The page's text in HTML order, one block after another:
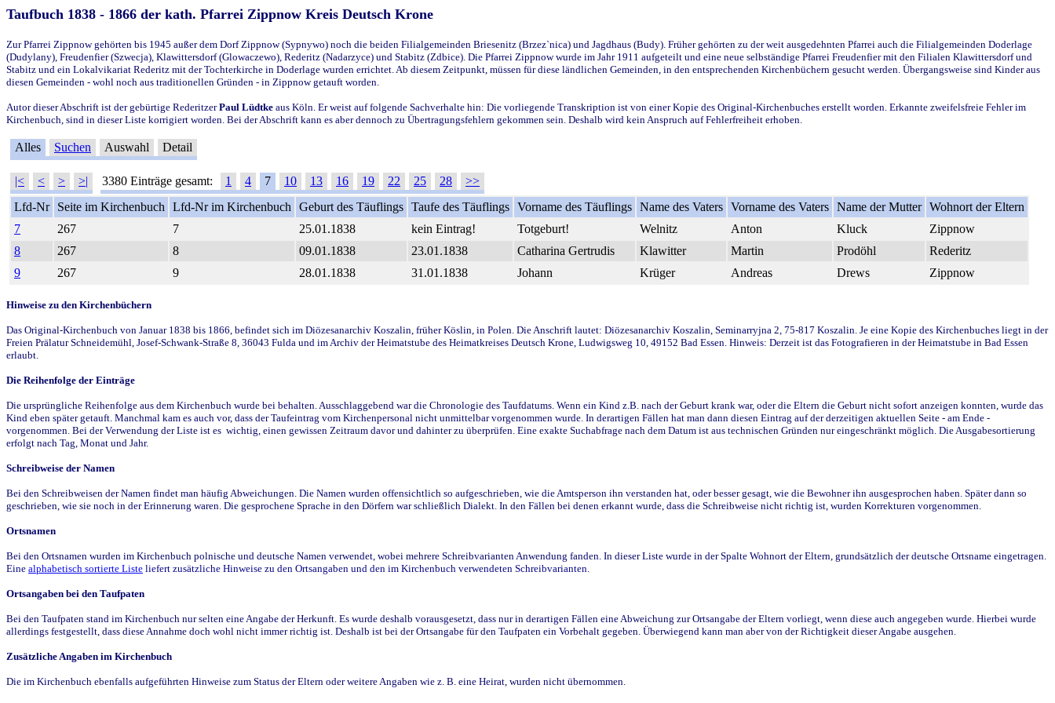
Taufbuch 1838 - 1866 der kath. Pfarrei Zippnow Kreis Deutsch Krone
Zur Pfarrei Zippnow gehörten bis 1945 außer dem Dorf Zippnow (Sypnywo) noch die beiden Filialgemeinden Briesenitz (Brzez`nica) und Jagdhaus (Budy). Früher gehörten zu der weit ausgedehnten Pfarrei auch die Filialgemeinden Doderlage
(Dudylany), Freudenfier (Szwecja), Klawittersdorf (Glowaczewo), Rederitz (Nadarzyce) und Stabitz (Zdbice). Die Pfarrei Zippnow wurde im Jahr 1911 aufgeteilt und eine neue selbständige Pfarrei Freudenfier mit den Filialen Klawittersdorf und
Stabitz und ein Lokalvikariat Rederitz mit der Tochterkirche in Doderlage wurden errichtet. Ab diesem Zeitpunkt, müssen für diese ländlichen Gemeinden, in den entsprechenden Kirchenbüchern gesucht werden. Übergangsweise sind Kinder aus
diesen Gemeinden - wohl noch aus traditionellen Gründen - in Zippnow getauft worden.
Autor dieser Abschrift ist der gebürtige RederitzerPaul Lüdtke aus Köln. Er weist auf folgende Sachverhalte hin: Die vorliegende Transkription ist von einer Kopie des Original-Kirchenbuches erstellt worden. Erkannte zweifelsfreie Fehler im
Kirchenbuch, sind in dieser Liste korrigiert worden. Bei der Abschrift kann es aber dennoch zu Übertragungsfehlern gekommen sein. Deshalb wird kein Anspruch auf Fehlerfreiheit erhoben.
Alles Suchen Auswahl Detail
|< < > >| 3380 Einträge gesamt: 1 4 7 10 13 16 19 22 25 28
>>
Lfd-Nr
Seite im Kirchenbuch Lfd-Nr im Kirchenbuch Geburt des Täuflings Taufe des Täuflings Vorname des Täuflings Name des Vaters Vorname des Vaters Name der Mutter Wohnort der Eltern
7
267 7 25.01.1838 kein Eintrag! Totgeburt! Welnitz Anton Kluck
Zippnow
8
267 8 09.01.1838 23.01.1838 Catharina Gertrudis Klawitter Martin Prodöhl
Rederitz
9
267 9 28.01.1838 31.01.1838 Johann Krüger Andreas Drews Zippnow
Hinweise zu den Kirchenbüchern
Das Original-Kirchenbuch von Januar 1838 bis 1866, befindet sich im Diözesanarchiv Koszalin, früher Köslin, in Polen. Die Anschrift lautet: Diözesanarchiv Koszalin, Seminarryjna 2, 75-817 Koszalin. Je eine Kopie des Kirchenbuches liegt in der
Freien Prälatur Schneidemühl, Josef-Schwank-Straße 8, 36043 Fulda und im Archiv der Heimatstube des Heimatkreises Deutsch Krone, Ludwigsweg 10, 49152 Bad Essen. Hinweis: Derzeit ist das Fotografieren in der Heimatstube in Bad Essen
erlaubt.
Die Reihenfolge der Einträge
Die ursprüngliche Reihenfolge aus dem Kirchenbuch wurde bei behalten. Ausschlaggebend war die Chronologie des Taufdatums. Wenn ein Kind z.B. nach der Geburt krank war, oder die Eltern die Geburt nicht sofort anzeigen konnten, wurde das
Kind eben später getauft. Manchmal kam es auch vor, dass der Taufeintrag vom Kirchenpersonal nicht unmittelbar vorgenommen wurde. In derartigen Fällen hat man dann diesen Eintrag auf der derzeitigen aktuellen Seite - am Ende -
vorgenommen. Bei der Verwendung der Liste ist es wichtig, einen gewissen Zeitraum davor und dahinter zu überprüfen. Eine exakte Suchabfrage nach dem Datum ist aus technischen Gründen nur eingeschränkt möglich. Die Ausgabesortierung
erfolgt nach Tag, Monat und Jahr.
Schreibweise der Namen
Bei den Schreibweisen der Namen findet man häufig Abweichungen. Die Namen wurden offensichtlich so aufgeschrieben, wie die Amtsperson ihn verstanden hat, oder besser gesagt, wie die Bewohner ihn ausgesprochen haben. Später dann so
geschrieben, wie sie noch in der Erinnerung waren. Die gesprochene Sprache in den Dörfern war schließlich Dialekt. In den Fällen bei denen erkannt wurde, dass die Schreibweise nicht richtig ist, wurden Korrekturen vorgenommen.
Ortsnamen
Bei den Ortsnamen wurden im Kirchenbuch polnische und deutsche Namen verwendet, wobei mehrere Schreibvarianten Anwendung fanden. In dieser Liste wurde in der Spalte Wohnort der Eltern, grundsätzlich der deutsche Ortsname eingetragen.
Eine alphabetisch sortierte Liste liefert zusätzliche Hinweise zu den Ortsangaben und den im Kirchenbuch verwendeten Schreibvarianten.
Ortsangaben bei den Taufpaten
Bei den Taufpaten stand im Kirchenbuch nur selten eine Angabe der Herkunft. Es wurde deshalb vorausgesetzt, dass nur in derartigen Fällen eine Abweichung zur Ortsangabe der Eltern vorliegt, wenn diese auch angegeben wurde. Hierbei wurde
allerdings festgestellt, dass diese Annahme doch wohl nicht immer richtig ist. Deshalb ist bei der Ortsangabe für den Taufpaten ein Vorbehalt gegeben. Überwiegend kann man aber von der Richtigkeit dieser Angabe ausgehen.
Zusätzliche Angaben im Kirchenbuch
Die im Kirchenbuch ebenfalls aufgeführten Hinweise zum Status der Eltern oder weitere Angaben wie z. B. eine Heirat, wurden nicht übernommen.